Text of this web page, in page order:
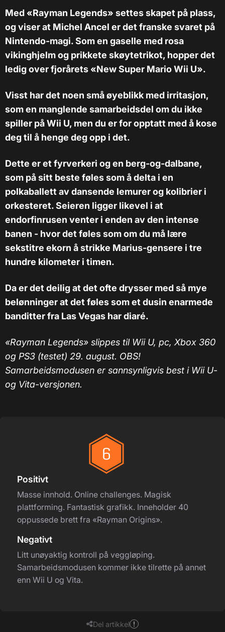
Med «Rayman Legends» settes skapet på plass,
og viser at Michel Ancel er det franske svaret på
Nintendo-magi. Som en gaselle med rosa
vikinghjelm og prikkete skøytetrikot, hopper det
ledig over fjorårets «New Super Mario Wii U».
Visst har det noen små øyeblikk med irritasjon,
som en manglende samarbeidsdel om du ikke
spiller på Wii U, men du er for opptatt med å kose
deg til å henge deg opp i det.
Dette er et fyrverkeri og en berg-og-dalbane,
som på sitt beste føles som å delta i en
polkaballett av dansende lemurer og kolibrier i
orkesteret. Seieren ligger likevel i at
endorfinrusen venter i enden av den intense
banen - hvor det føles som om du må lære
sekstitre ekorn å strikke Marius-gensere i tre
hundre kilometer i timen.
Da er det deilig at det ofte drysser med så mye
belønninger at det føles som et dusin enarmede
banditter fra Las Vegas har diaré.
«Rayman Legends» slippes til Wii U, pc, Xbox 360
og PS3 (testet) 29. august. OBS!
Samarbeidsmodusen er sannsynligvis best i Wii U-
og Vita-versjonen.
Positivt
Masse innhold. Online challenges. Magisk
plattforming. Fantastisk grafikk. Inneholder 40
oppussede brett fra «Rayman Origins».
Negativt
Litt unøyaktig kontroll på veggløping.
Samarbeidsmodusen kommer ikke tilrette på annet
enn Wii U og Vita.
Del artikkel